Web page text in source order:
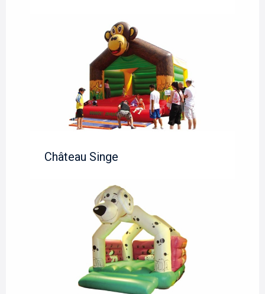
Château Singe